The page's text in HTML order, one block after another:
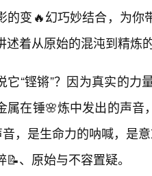
的变🔥幻巧妙结合，为
述着从原始的混沌到精炼
它“铿锵”？因为真实的
属在锤🌸炼中发出的声
音，是生命力的呐喊，是
、原始与不容置疑。